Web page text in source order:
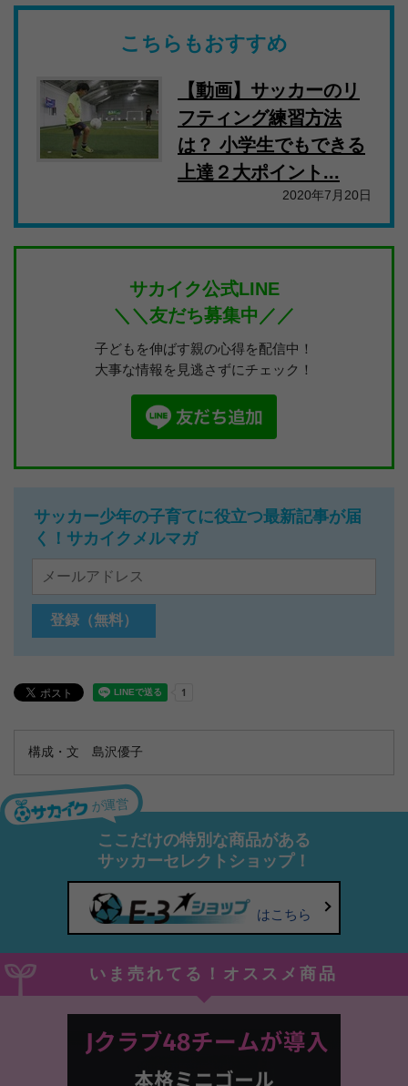
こちらもおすすめ
【動画】サッカーのリ
フティング練習方法
は？ 小学生でもできる
上達２大ポイント...
2020年7月20日
サカイク公式LINE
＼＼友だち募集中／／
子どもを伸ばす親の心得を配信中！
大事な情報を見逃さずにチェック！
サッカー少年の子育てに役立つ最新記事が届
く！サカイクメルマガ
構成・文 島沢優子
が運営
ここだけの特別な商品がある
サッカーセレクトショップ！
はこちら
いま売れてる！オススメ商品